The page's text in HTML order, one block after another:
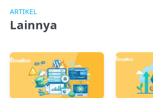
ARTIKEL
Lainnya